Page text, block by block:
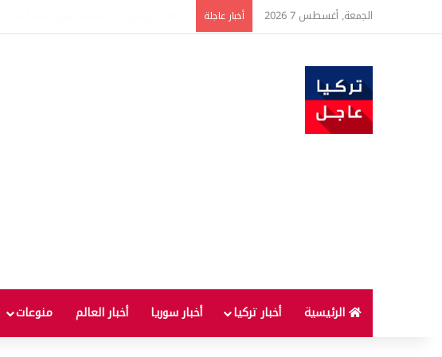
الجمعة, أغسطس 7 2026 أخبار عاجلة
الرئيسية أخبار تركيا أخبار سوريا أخبار العالم منوعات